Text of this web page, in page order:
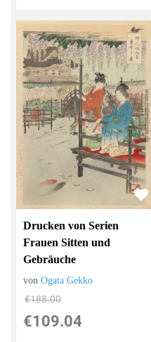
Drucken von Serien
Frauen Sitten und
Gebräuche
vonOgata Gekko
€188.00
€109.04